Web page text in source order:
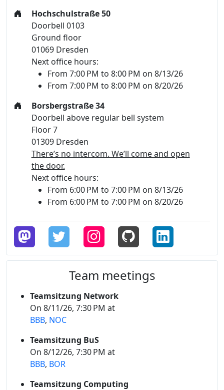
Hochschulstraße 50
Doorbell 0103
Ground floor
01069 Dresden
Next office hours:
From 7:00 PM to 8:00 PM on 8/13/26
From 7:00 PM to 8:00 PM on 8/20/26
Borsbergstraße 34
Doorbell above regular bell system
Floor 7
01309 Dresden
There’s no intercom. We’ll come and open
the door.
Next office hours:
From 6:00 PM to 7:00 PM on 8/13/26
From 6:00 PM to 7:00 PM on 8/20/26
Team meetings
Teamsitzung Network
On 8/11/26, 7:30 PM at
BBB, NOC
Teamsitzung BuS
On 8/12/26, 7:30 PM at
BBB, BOR
Teamsitzung Computing